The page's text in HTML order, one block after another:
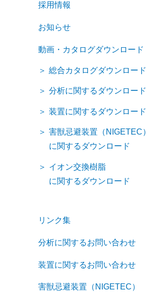
採用情報
お知らせ
動画・カタログダウンロード
総合カタログダウンロード
分析に関するダウンロード
装置に関するダウンロード
害獣忌避装置（NIGETEC）
に関するダウンロード
イオン交換樹脂
に関するダウンロード
リンク集
分析に関するお問い合わせ
装置に関するお問い合わせ
害獣忌避装置（NIGETEC）